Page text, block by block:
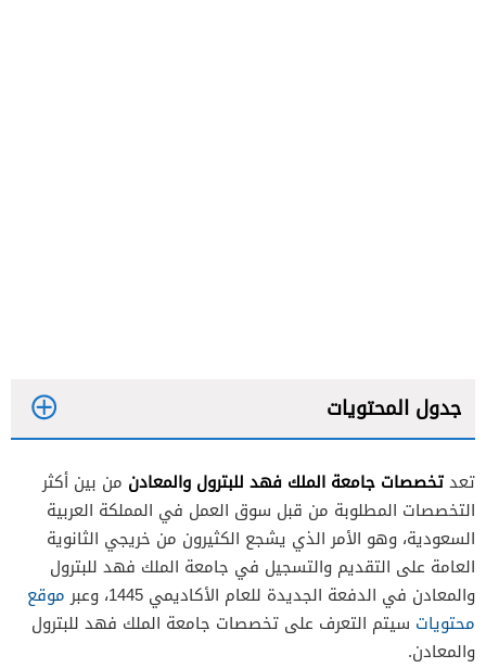
جدول المحتويات
تعدتخصصات جامعة الملك فهد للبترول والمعادن من بين أكثر
التخصصات المطلوبة من قبل سوق العمل في المملكة العربية
السعودية، وهو الأمر الذي يشجع الكثيرون من خريجي الثانوية
العامة على التقديم والتسجيل في جامعة الملك فهد للبترول
والمعادن في الدفعة الجديدة للعام الأكاديمي 1445، وعبر
موقع
محتويات سيتم التعرف على تخصصات جامعة الملك فهد للبترول
والمعادن.